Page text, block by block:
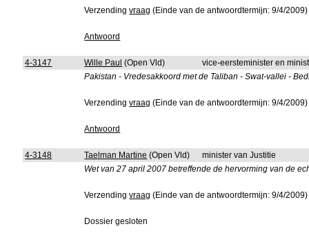
Verzendingvraag (Einde van de antwoordtermijn: 9/4/2009)
Antwoord
4-3147 Wille Paul (Open Vld)
vice-eersteminister en
Pakistan - Vredesakkoord met de Taliban - Swat-vallei -
Verzendingvraag (Einde van de antwoordtermijn: 9/4/2009)
Antwoord
4-3148 Taelman Martine (Open Vld)
minister van Justitie
Wet van 27 april 2007 betreffende de hervorming van de
Verzendingvraag (Einde van de antwoordtermijn: 9/4/2009)
Dossier gesloten